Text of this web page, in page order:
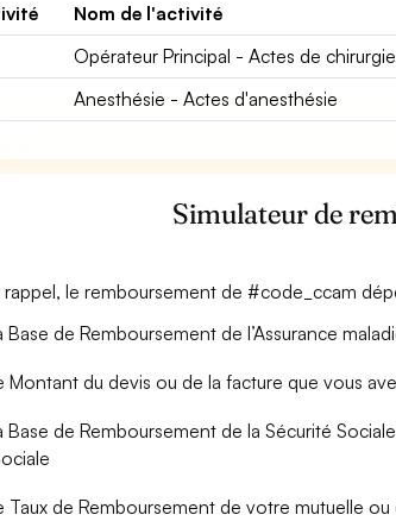
Nom de l'activité
Opérateur Principal - Actes de chirurgie
Anesthésie - Actes d'anesthésie
Simulateur de
rappel, le remboursement de #code_ccam
Base de Remboursement de l’Assurance
Montant du devis ou de la facture que vous
Base de Remboursement de la Sécurité
Taux de Remboursement de votre mutuelle